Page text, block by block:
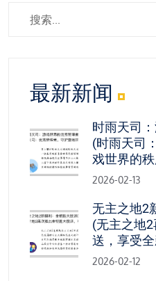
最新新闻
时雨天司
(时雨天司
戏世界的
2026-02-13
无主之地2
(无主之地
送，享受
2026-02-12